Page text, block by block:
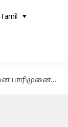
Tamil
கட்டிட விவகாரம் - விளக்கமளிக்க மாநகராட்சி நோட்டீஸ்